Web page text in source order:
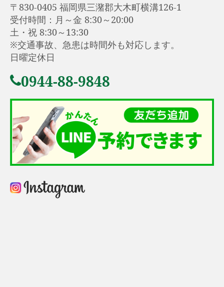
〒830-0405 福岡県三潴郡大木町横溝126-1
受付時間：月～金 8:30～20:00
土・祝 8:30～13:30
※交通事故、急患は時間外も対応します。
日曜定休日
0944-88-9848